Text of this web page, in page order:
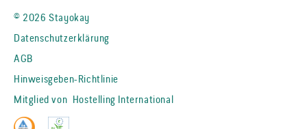
© 2026 Stayokay
Datenschutzerklärung
AGB
Hinweisgeben-Richtlinie
Mitglied von Hostelling International